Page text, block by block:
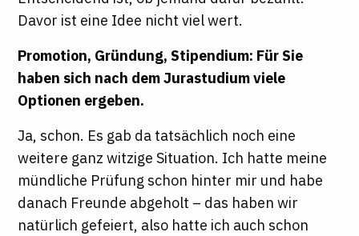
Davor ist eine Idee nicht viel wert.
Promotion, Gründung, Stipendium: Für Sie
haben sich nach dem Jurastudium viele
Optionen ergeben.
Ja, schon. Es gab da tatsächlich noch eine
weitere ganz witzige Situation. Ich hatte meine
mündliche Prüfung schon hinter mir und habe
danach Freunde abgeholt – das haben wir
natürlich gefeiert, also hatte ich auch schon